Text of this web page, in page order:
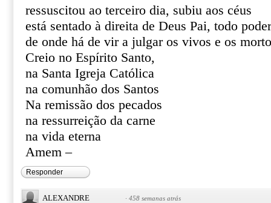
ressuscitou ao terceiro dia, subiu aos céus
está sentado à direita de Deus Pai, todo
de onde há de vir a julgar os vivos e os
Creio no Espírito Santo,
na Santa Igreja Católica
na comunhão dos Santos
Na remissão dos pecados
na ressurreição da carne
na vida eterna
Amem –
Responder
ALEXANDRE · 458 semanas atrás